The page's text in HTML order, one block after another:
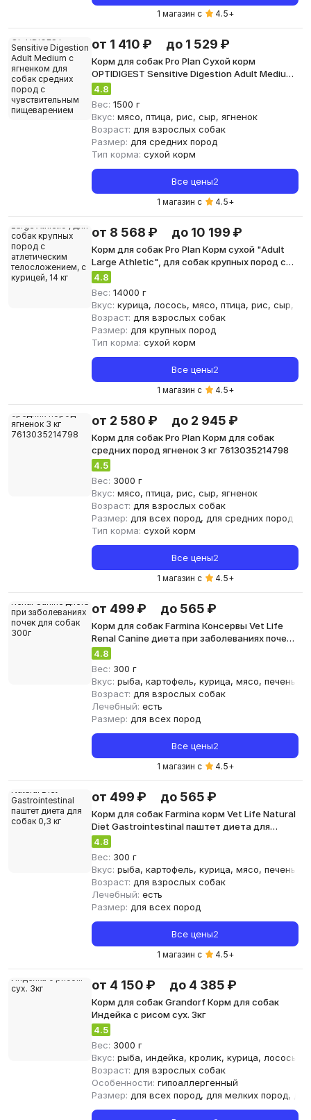
1 магазин с 4.5+
от 1 410 ₽ до 1 529 ₽
Корм для собак Pro Plan Сухой корм
OPTIDIGEST Sensitive Digestion Adult Medium
с ягненком для собак средних пород с
чувствительным пищеварением 1,5кг
4.8
Вес: 1500 г
Вкус: мясо, птица, рис, сыр, ягненок
Возраст: для взрослых собак
Размер: для средних пород
Тип корма: сухой корм
Все цены2
1 магазин с 4.5+
от 8 568 ₽ до 10 199 ₽
Корм для собак Pro Plan Корм сухой "Adult
Large Athletic", для собак крупных пород с
атлетическим телосложением, с курицей,
14 кг
4.8
Вес: 14000 г
Вкус: курица, лосось, мясо, птица, рис, сыр,
Возраст: для взрослых собак
Размер: для крупных пород
Тип корма: сухой корм
Все цены2
1 магазин с 4.5+
от 2 580 ₽ до 2 945 ₽
Корм для собак Pro Plan Корм для собак
средних пород ягненок 3 кг 7613035214798
4.5
Вес: 3000 г
Вкус: мясо, птица, рис, сыр, ягненок
Возраст: для взрослых собак
Размер: для всех пород, для средних пород
Тип корма: сухой корм
Все цены2
1 магазин с 4.5+
от 499 ₽ до 565 ₽
Корм для собак Farmina Консервы Vet Life
Renal Canine диета при заболеваниях почек
для собак 300г
4.8
Вес: 300 г
Вкус: рыба, картофель, курица, мясо, печень,
Возраст: для взрослых собак
Лечебный: есть
Размер: для всех пород
Все цены2
1 магазин с 4.5+
от 499 ₽ до 565 ₽
Корм для собак Farmina корм Vet Life Natural
Diet Gastrointestinal паштет диета для
собак 0,3 кг
4.8
Вес: 300 г
Вкус: рыба, картофель, курица, мясо, печень,
Возраст: для взрослых собак
Лечебный: есть
Размер: для всех пород
Все цены2
1 магазин с 4.5+
от 4 150 ₽ до 4 385 ₽
Корм для собак Grandorf Корм для собак
Индейка с рисом сух. 3кг
4.5
Вес: 3000 г
Вкус: рыба, индейка, кролик, курица, лосось,
Возраст: для взрослых собак
Особенности: гипоаллергенный
Размер: для всех пород, для мелких пород,